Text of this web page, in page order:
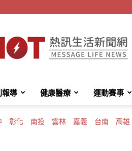
HotMessage
報導 健康醫療 運動賽事
彰化 南投 雲林 嘉義 台南 高雄